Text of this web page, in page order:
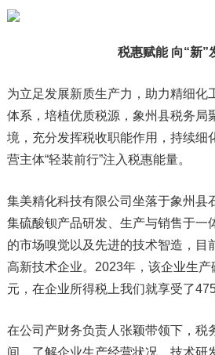
税惠赋能 向“新”
为立足发展新质生产力，助力精细化
体系，培植优质税源，象州县税务局
境，充分发挥税收职能作用，持续细
营主体“轻装前行”注入税惠能量。
集美精化科技有限公司坐落于象州县
集硫酸钡产品研发、生产与销售于一
的市场嗅觉以及先进的技术智造，目
高新技术企业。2023年，该企业生
元，在企业所得税上我们就享受了
在公司产财务负责人张颖带领下，税
间，了解企业生产经营状况、技术研